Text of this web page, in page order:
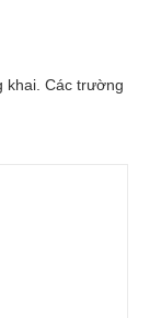
khai. Các trường